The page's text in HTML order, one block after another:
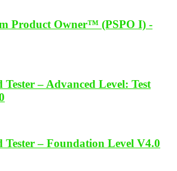
Product Owner™ (PSPO I) -
– Advanced Level: Test
– Foundation Level V4.0